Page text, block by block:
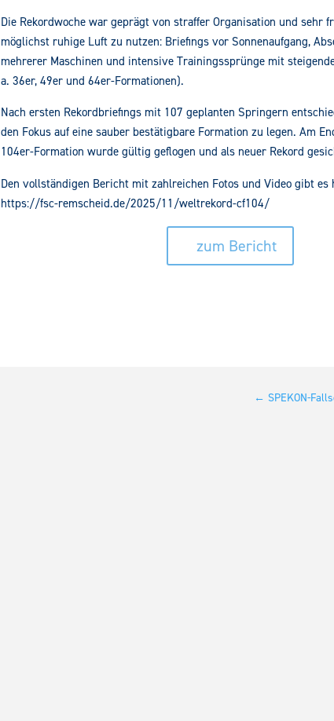
Die Rekordwoche war geprägt von straffer Organisation und sehr
möglichst ruhige Luft zu nutzen: Briefings vor Sonnenaufgang,
mehrerer Maschinen und intensive Trainingssprünge mit
a. 36er, 49er und 64er-Formationen).
Nach ersten Rekordbriefings mit 107 geplanten Springern
den Fokus auf eine sauber bestätigbare Formation zu legen. Am
104er-Formation wurde gültig geflogen und als neuer Rekord
Den vollständigen Bericht mit zahlreichen Fotos und Video gibt es
https://fsc-remscheid.de/2025/11/weltrekord-cf104/
zum Bericht
← SPEKON-